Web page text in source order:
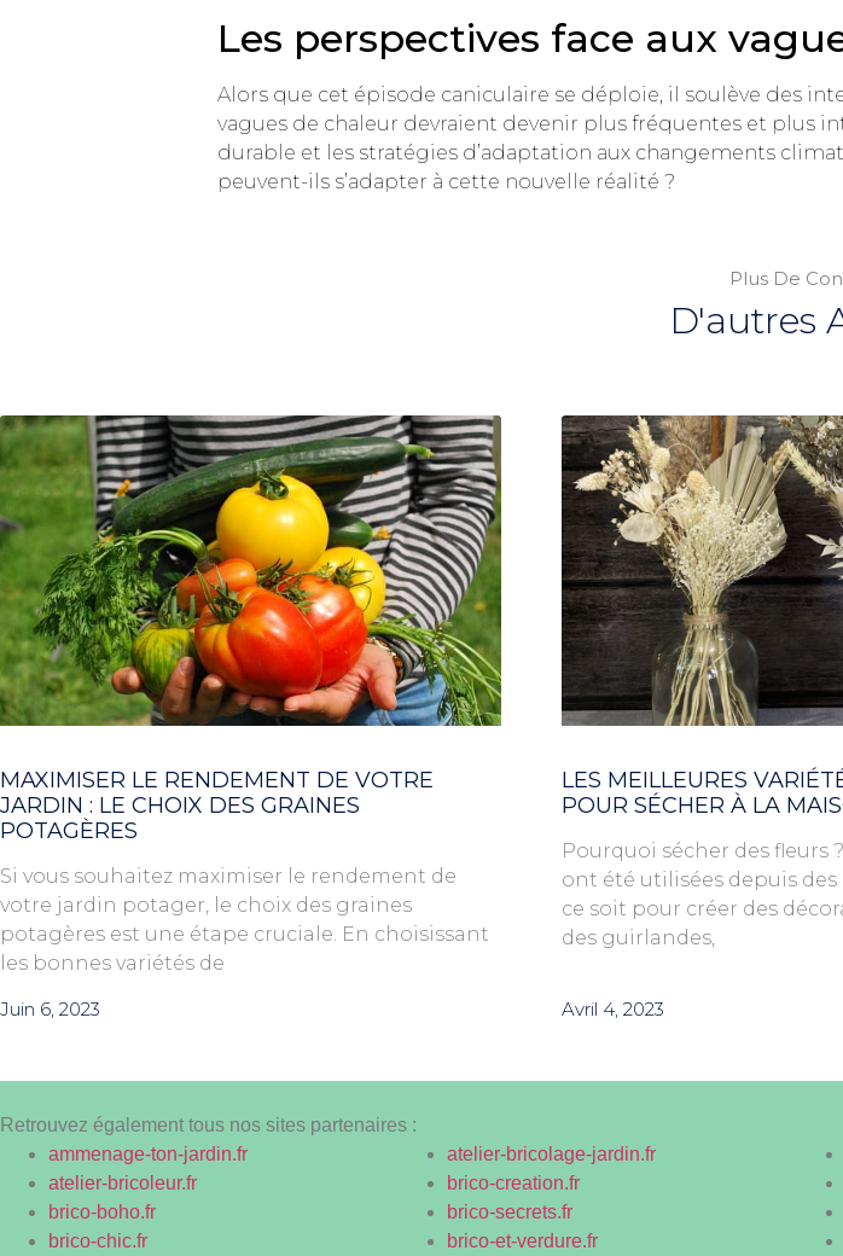
Les perspectives face aux
Alors que cet épisode caniculaire se déploie, il soulève des
vagues de chaleur devraient devenir plus fréquentes et plus
durable et les stratégies d’adaptation aux changements
peuvent-ils s’adapter à cette nouvelle réalité ?
Plus De
D'autres
MAXIMISER LE RENDEMENT DE VOTRE
JARDIN : LE CHOIX DES GRAINES
POTAGÈRES
Si vous souhaitez maximiser le rendement de
votre jardin potager, le choix des graines
potagères est une étape cruciale. En choisissant
les bonnes variétés de
Juin 6, 2023
LES MEILLEURES
POUR SÉCHER À LA
Pourquoi sécher des fleurs
ont été utilisées depuis des
ce soit pour créer des
des guirlandes,
Avril 4, 2023
Retrouvez également tous nos sites partenaires :
ammenage-ton-jardin.fr
atelier-bricoleur.fr
brico-boho.fr
brico-chic.fr
atelier-bricolage-jardin.fr
brico-creation.fr
brico-secrets.fr
brico-et-verdure.fr